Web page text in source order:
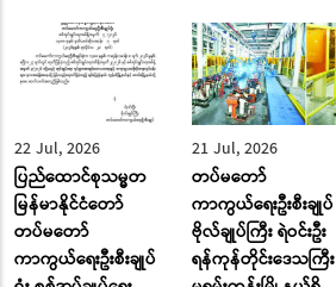
22 Jul, 2026
ပြည်ထောင်စုသမ္မတ
မြန်မာနိုင်ငံတော်
တပ်မတော်
ကာကွယ်ရေးဦးစီးချုပ်
21 Jul, 2026
တပ်မတော်
ကာကွယ်ရေးဦးစီးချုပ်
ဗိုလ်ချုပ်ကြီး ရဲဝင်းဦး
ရန်ကုန်တိုင်းဒေသကြီး